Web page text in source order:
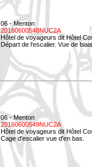
06 - Menton
20160600548NUC2A
Hôtel de voyageurs dit Hôtel
Départ de l'escalier. Vue de
06 - Menton
20160600549NUC2A
Hôtel de voyageurs dit Hôtel
Cage d'escalier vue d'en bas.